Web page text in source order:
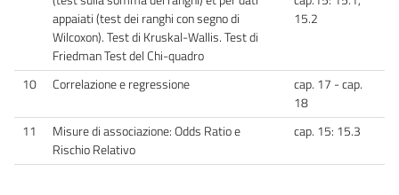
appaiati (test dei ranghi con segno di
Wilcoxon). Test di Kruskal-Wallis. Test di
Friedman Test del Chi-quadro
15.2
10 Correlazione e regressione
cap. 17 - cap.
18
11
Misure di associazione: Odds Ratio e
Rischio Relativo
cap. 15: 15.3